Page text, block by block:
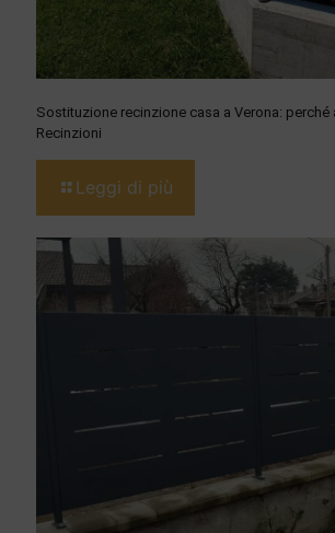
Sostituzione recinzione casa a Verona: perché
Recinzioni
Leggi di più